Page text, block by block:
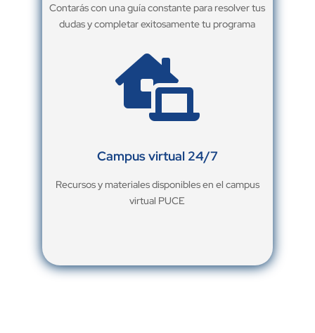
Contarás con una guía constante para resolver tus
dudas y completar exitosamente tu programa

Campus virtual 24/7
Recursos y materiales disponibles en el campus
virtual PUCE